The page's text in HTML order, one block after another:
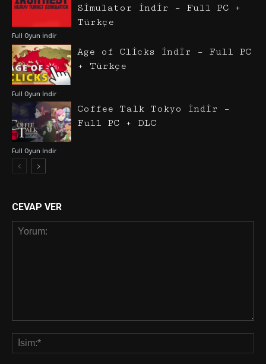
Full Oyun İndir
Simulator İndir – Full PC +
Türkçe
Full Oyun İndir
Age of Clicks İndir – Full PC
+ Türkçe
Full Oyun İndir
Coffee Talk Tokyo İndir –
Full PC + DLC
CEVAP VER